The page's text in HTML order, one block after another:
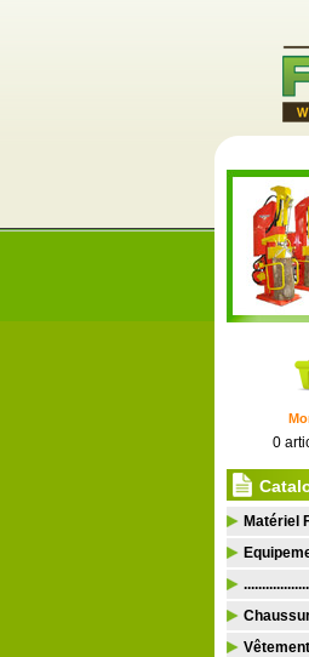
0
Matériel
..................